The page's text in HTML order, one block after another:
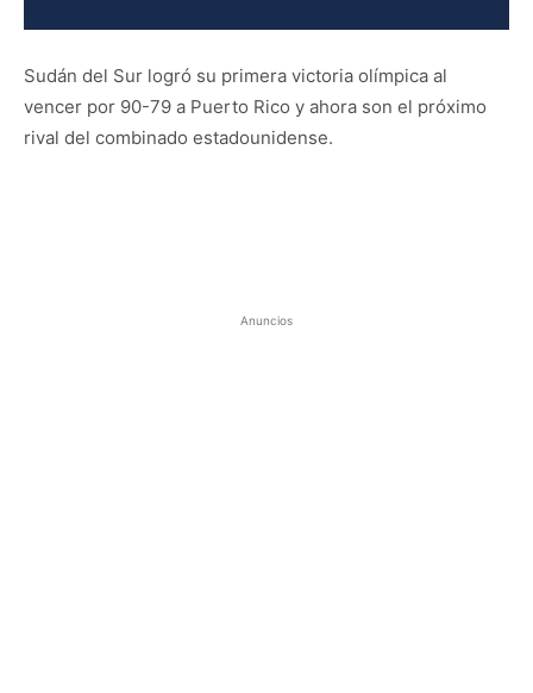
Sudán del Sur logró su primera victoria olímpica al
vencer por 90-79 a Puerto Rico y ahora son el próximo
rival del combinado estadounidense.
Anuncios